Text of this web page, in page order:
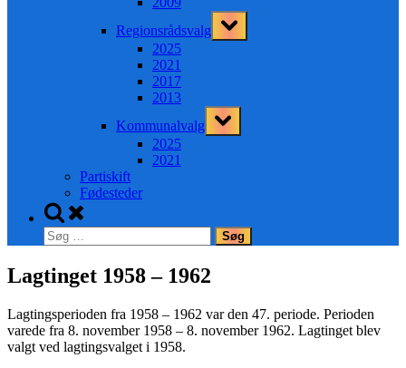
Regionsrådsvalg
Toggle
sub-
2025
2021
2017
2013
Kommunalvalg
Toggle
sub-
2025
2021
Partiskift
Fødesteder
Toggle
search
form
Søg
efter:
Lagtinget 1958 – 1962
Lagtingsperioden fra 1958 – 1962 var den 47. periode. Perioden
varede fra 8. november 1958 – 8. november 1962. Lagtinget blev
valgt ved lagtingsvalget i 1958.